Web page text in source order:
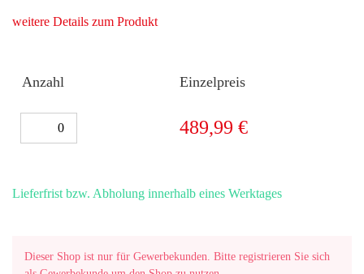
weitere Details zum Produkt
Anzahl Einzelpreis
489,99 €
Lieferfrist bzw. Abholung innerhalb eines Werktages
Dieser Shop ist nur für Gewerbekunden. Bitte registrieren Sie sich